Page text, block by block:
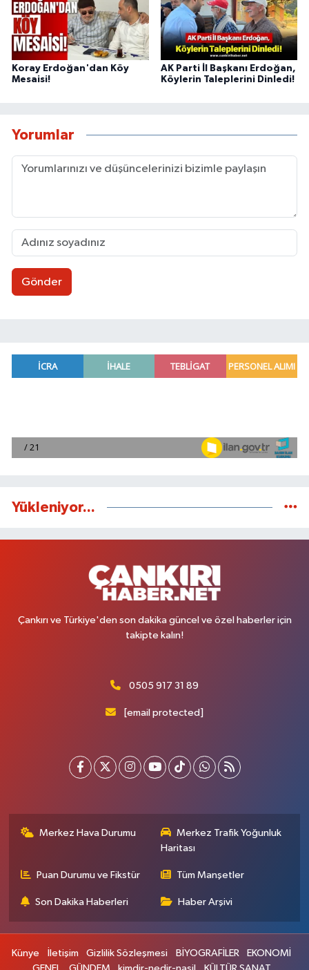
Koray Erdoğan'dan Köy
Mesaisi!
AK Parti İl Başkanı Erdoğan,
Köylerin Taleplerini Dinledi!
Yorumlar
Gönder
Yükleniyor...
Çankırı ve Türkiye'den son dakika güncel ve özel haberler için
takipte kalın!
0505 917 31 89
[email protected]
Merkez Hava Durumu
Merkez Trafik Yoğunluk
Haritası
Puan Durumu ve Fikstür Tüm Manşetler
Son Dakika Haberleri Haber Arşivi
Künye İletişim Gizlilik Sözleşmesi BİYOGRAFİLER
EKONOMİ